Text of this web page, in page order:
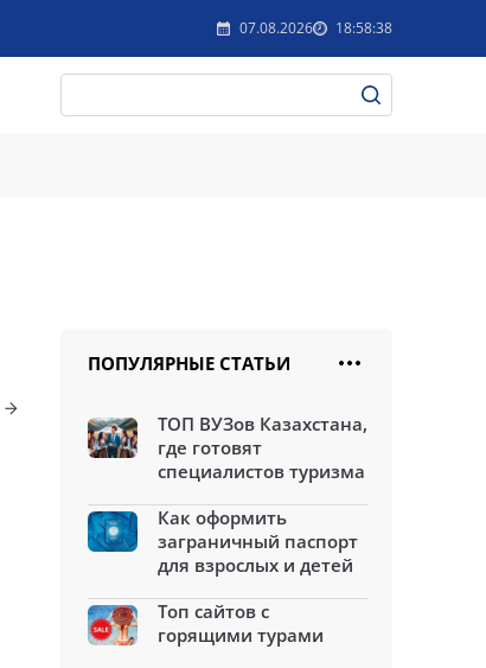
07.08.2026 18:58:38
ПОПУЛЯРНЫЕ СТАТЬИ
ТОП ВУЗов Казахстана,
где готовят
специалистов туризма
Как оформить
заграничный паспорт
для взрослых и детей
Топ сайтов с
горящими турами